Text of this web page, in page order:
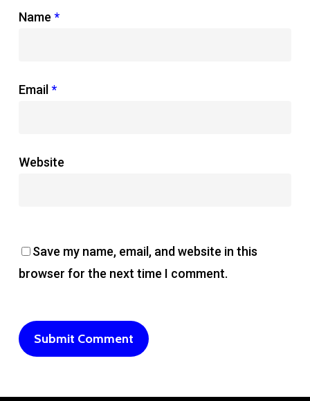
Name *
Email*
Website
Save my name, email, and website in this
browser for the next time I comment.